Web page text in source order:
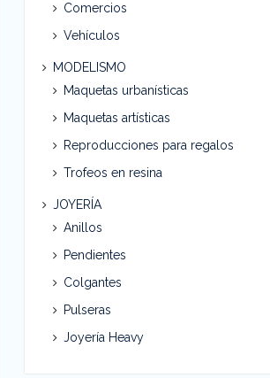
Comercios
Vehículos
MODELISMO
Maquetas urbanísticas
Maquetas artísticas
Reproducciones para regalos
Trofeos en resina
JOYERÍA
Anillos
Pendientes
Colgantes
Pulseras
Joyería Heavy